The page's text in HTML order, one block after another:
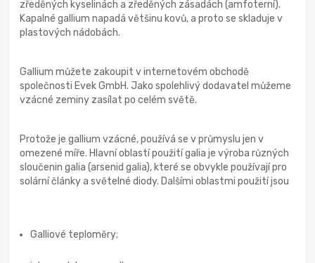
zředěných kyselinách a zředěných zásadách (amfoterní).
Kapalné gallium napadá většinu kovů, a proto se skladuje v
plastových nádobách.
Gallium můžete zakoupit v internetovém obchodě
společnosti Evek GmbH. Jako spolehlivý dodavatel můžeme
vzácné zeminy zasílat po celém světě.
Protože je gallium vzácné, používá se v průmyslu jen v
omezené míře. Hlavní oblastí použití galia je výroba různých
sloučenin galia (arsenid galia), které se obvykle používají pro
solární články a světelné diody. Dalšími oblastmi použití jsou
Galliové teploměry;